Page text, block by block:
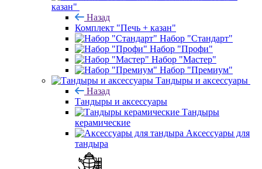
казан"
Назад
Комплект "Печь + казан"
Набор "Стандарт"
Набор "Профи"
Набор "Мастер"
Набор "Премиум"
Тандыры и аксессуары
Назад
Тандыры и аксессуары
Тандыры
керамические
Аксессуары для
тандыра